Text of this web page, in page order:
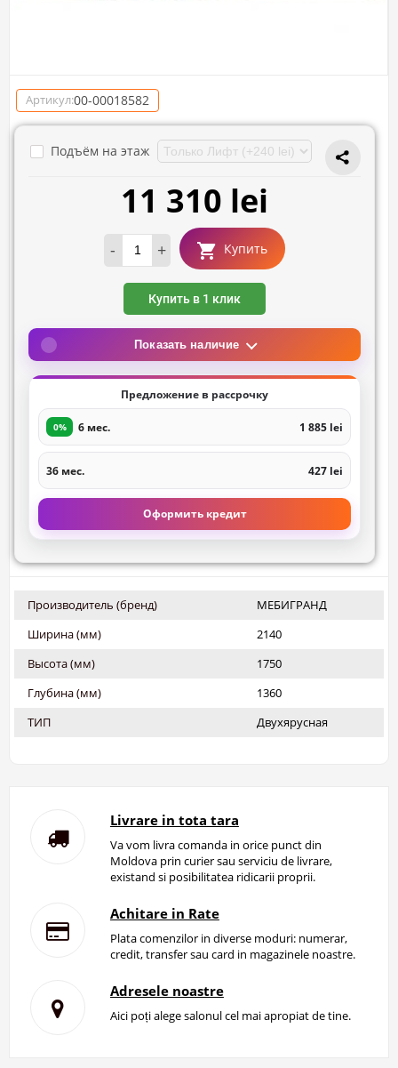
Артикул:00-00018582
Подъём на этаж
11 310 lei
- + Купить
Купить в 1 клик
Показать наличие
Предложение в рассрочку
0% 6 мес. 1 885 lei
36 мес. 427 lei
Оформить кредит
Производитель (бренд)
МЕБИГРАНД
Ширина (мм)
2140
Высота (мм)
1750
Глубина (мм)
1360
ТИП
Двухярусная
Livrare in tota tara
Va vom livra comanda in orice punct din
Moldova prin curier sau serviciu de livrare,
existand si posibilitatea ridicarii proprii.
Achitare in Rate
Plata comenzilor in diverse moduri: numerar,
credit, transfer sau card in magazinele noastre.
Adresele noastre
Aici poți alege salonul cel mai apropiat de tine.